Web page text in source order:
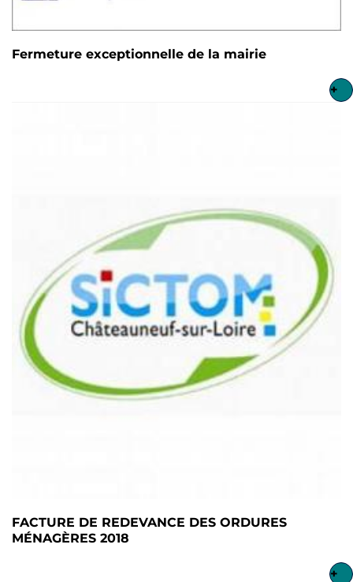
Fermeture exceptionnelle de la mairie
+
FACTURE DE REDEVANCE DES ORDURES
MÉNAGÈRES 2018
+